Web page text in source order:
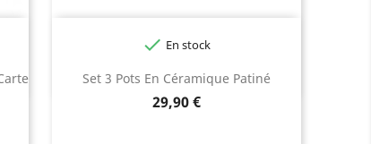
Set 3 Pots En Céramique Patiné
Prix
29,90 €
 En stock